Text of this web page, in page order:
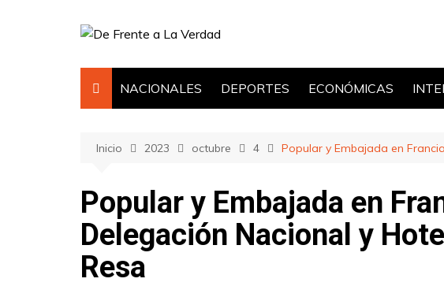
NACIONALES DEPORTES ECONÓMICAS
Inicio 2023 octubre 4 Popular y Embajada en
Popular y Embajada en
Delegación Nacional y
Resa